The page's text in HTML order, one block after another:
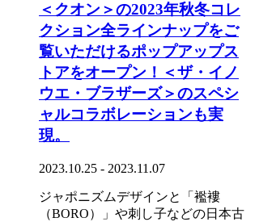
＜クオン＞の2023年秋冬コレ
クション全ラインナップをご
覧いただけるポップアップス
トアをオープン！＜ザ・イノ
ウエ・ブラザーズ＞のスペシ
ャルコラボレーションも実
現。
2023.10.25 - 2023.11.07
ジャポニズムデザインと「襤褸
（BORO）」や刺し子などの日本古